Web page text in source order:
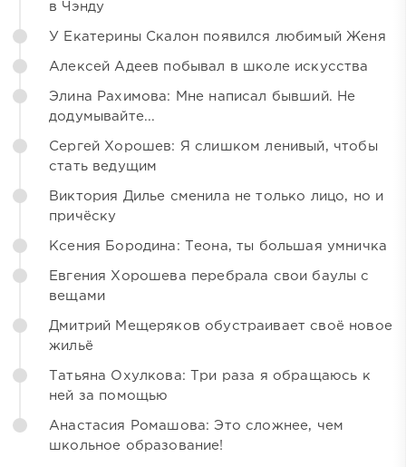
в Чэнду
У Екатерины Скалон появился любимый Женя
Алексей Адеев побывал в школе искусства
Элина Рахимова: Мне написал бывший. Не
додумывайте...
Сергей Хорошев: Я слишком ленивый, чтобы
стать ведущим
Виктория Дилье сменила не только лицо, но и
причёску
Ксения Бородина: Теона, ты большая умничка
Евгения Хорошева перебрала свои баулы с
вещами
Дмитрий Мещеряков обустраивает своё новое
жильё
Татьяна Охулкова: Три раза я обращаюсь к
ней за помощью
Анастасия Ромашова: Это сложнее, чем
школьное образование!